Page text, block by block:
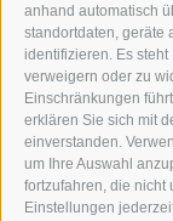
anhand automatisch
standortdaten, geräte
identifizieren. Es steht
verweigern oder zu
Einschränkungen
erklären Sie sich mit
einverstanden.
um Ihre Auswahl
fortzufahren, die nicht
Einstellungen
ONLINE VOTING
SERVICE
KLEINANZEIGER
NÜTZLICHE LINKS
WETTER